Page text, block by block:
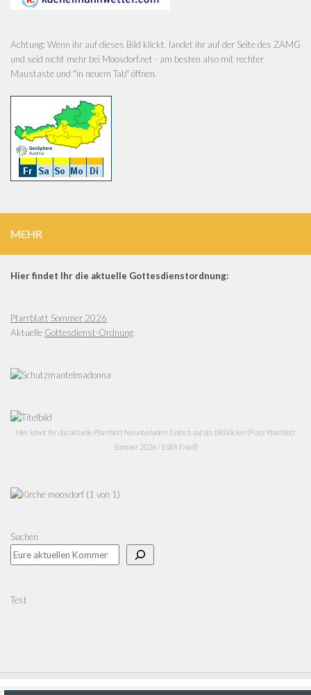
Achtung: Wenn ihr auf dieses Bild klickt, landet ihr auf der Seite des ZAMG
und seid nicht mehr bei Moosdorf.net - am besten also mit rechter
Maustaste und "in neuem Tab" öffnen.
MEHR
Hier findet Ihr die aktuelle Gottesdienstordnung:
Pfarrblatt Sommer 2026
Aktuelle Gottesdienst-Ordnung
Hier könnt Ihr das aktuelle Pfarrblatt herunterladen! Einfach auf das Bild klicken (Foto: Pfarrblatt
Sommer 2026 / Edith Friedl)
Suchen
Test